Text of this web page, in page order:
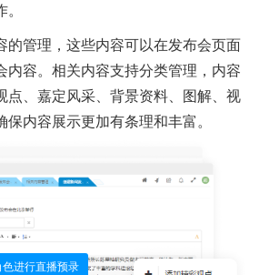
的管理，这些内容可以在发布会页面
内容。相关内容支持分类管理，内容
点、嘉定风采、背景资料、图解、视
内容展示更加有条理和丰富。
进行直播预录